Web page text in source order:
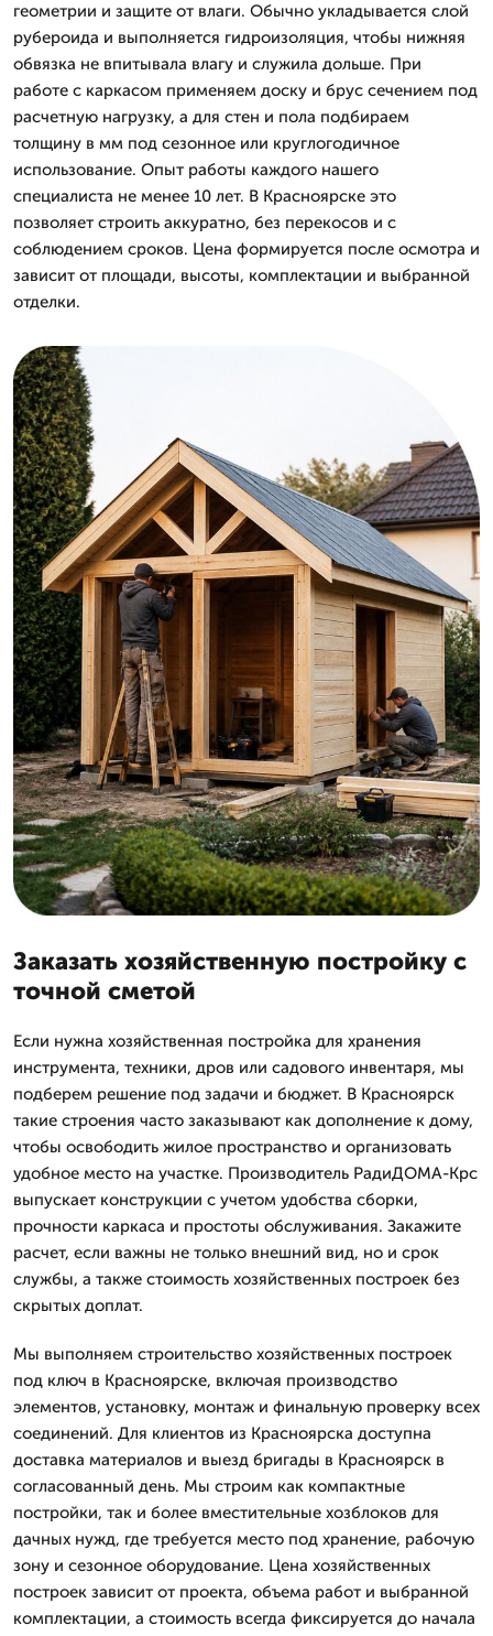
геометрии и защите от влаги. Обычно укладывается слой
рубероида и выполняется гидроизоляция, чтобы нижняя
обвязка не впитывала влагу и служила дольше. При
работе с каркасом применяем доску и брус сечением под
расчетную нагрузку, а для стен и пола подбираем
толщину в мм под сезонное или круглогодичное
использование. Опыт работы каждого нашего
специалиста не менее 10 лет. В Красноярске это
позволяет строить аккуратно, без перекосов и с
соблюдением сроков. Цена формируется после осмотра и
зависит от площади, высоты, комплектации и выбранной
отделки.
Заказать хозяйственную постройку с
точной сметой
Если нужна хозяйственная постройка для хранения
инструмента, техники, дров или садового инвентаря, мы
подберем решение под задачи и бюджет. В Красноярск
такие строения часто заказывают как дополнение к дому,
чтобы освободить жилое пространство и организовать
удобное место на участке. Производитель РадиДОМА-Крс
выпускает конструкции с учетом удобства сборки,
прочности каркаса и простоты обслуживания. Закажите
расчет, если важны не только внешний вид, но и срок
службы, а также стоимость хозяйственных построек без
скрытых доплат.
Мы выполняем строительство хозяйственных построек
под ключ в Красноярске, включая производство
элементов, установку, монтаж и финальную проверку всех
соединений. Для клиентов из Красноярска доступна
доставка материалов и выезд бригады в Красноярск в
согласованный день. Мы строим как компактные
постройки, так и более вместительные хозблоков для
дачных нужд, где требуется место под хранение, рабочую
зону и сезонное оборудование. Цена хозяйственных
построек зависит от проекта, объема работ и выбранной
комплектации, а стоимость всегда фиксируется до начала